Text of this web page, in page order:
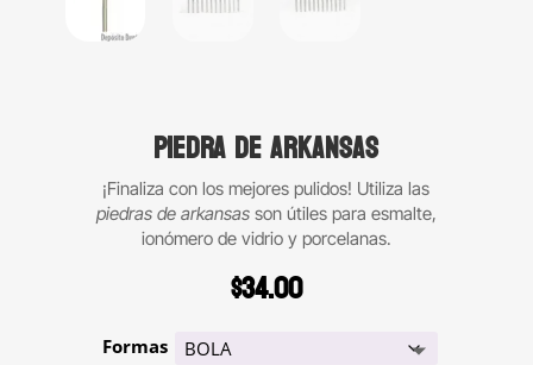
Piedra de Arkansas
¡Finaliza con los mejores pulidos! Utiliza las
piedras de arkansasson útiles para esmalte,
ionómero de vidrio y porcelanas.
$34.00
Formas